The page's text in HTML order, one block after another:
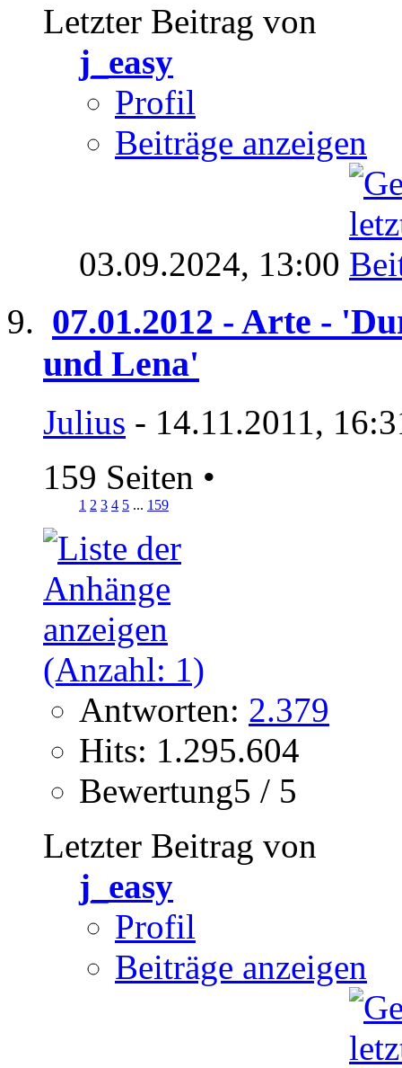
Letzter Beitrag von
j_easy
Profil
Beiträge anzeigen
03.09.2024, 13:00
07.01.2012 - Arte -
und Lena'
Julius - 14.11.2011,
159 Seiten •
1 2 3 4 5 ... 159
Antworten: 2.379
Hits: 1.295.604
Bewertung5 / 5
Letzter Beitrag von
j_easy
Profil
Beiträge anzeigen